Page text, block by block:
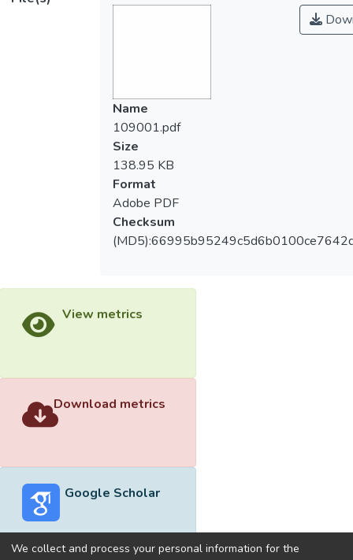
Name
109001.pdf
Size
138.95 KB
Format
Adobe PDF
Checksum
View metrics
Download metrics
Google Scholar
We collect and process your personal information for the